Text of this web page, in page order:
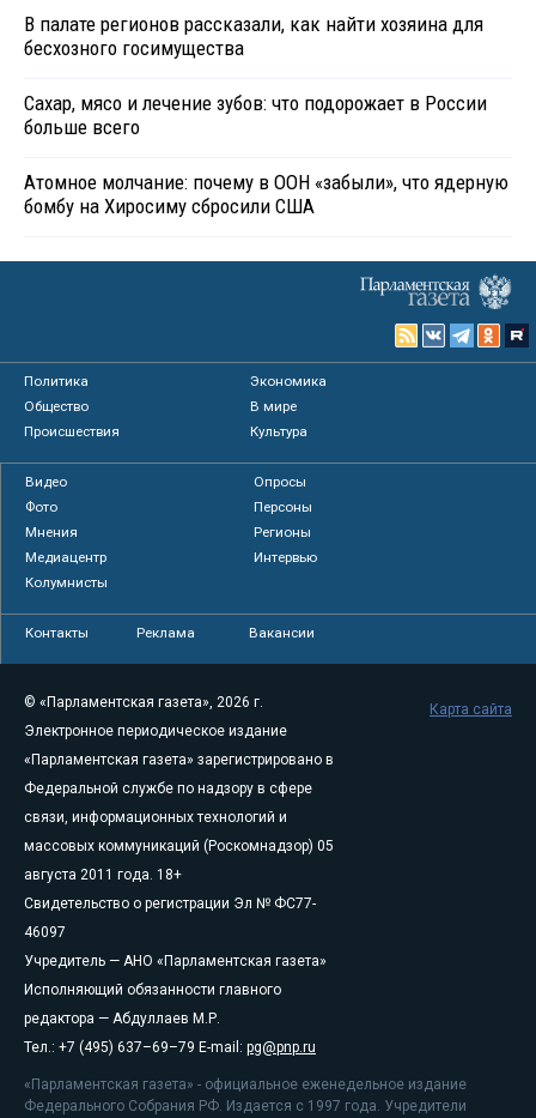
В палате регионов рассказали, как найти хозяина для
бесхозного госимущества
Сахар, мясо и лечение зубов: что подорожает в России
больше всего
Атомное молчание: почему в ООН «забыли», что ядерную
бомбу на Хиросиму сбросили США
Политика
Экономика
Общество
В мире
Происшествия
Культура
Видео
Опросы
Фото
Персоны
Мнения
Регионы
Медиацентр
Интервью
Колумнисты
Контакты Реклама Вакансии
© «Парламентская газета», 2026 г.
Электронное периодическое издание
«Парламентская газета» зарегистрировано в
Федеральной службе по надзору в сфере
связи, информационных технологий и
массовых коммуникаций (Роскомнадзор) 05
августа 2011 года. 18+
Свидетельство о регистрации Эл № ФС77-
46097
Учредитель — АНО «Парламентская газета»
Исполняющий обязанности главного
редактора — Абдуллаев М.Р.
Тел.: +7 (495) 637–69–79 E-mail: pg@pnp.ru
«Парламентская газета» - официальное еженедельное издание
Федерального Собрания РФ. Издается с 1997 года. Учредители
Карта сайта